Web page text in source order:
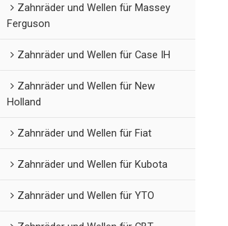
Zahnräder und Wellen für Massey
Ferguson
Zahnräder und Wellen für Case IH
Zahnräder und Wellen für New
Holland
Zahnräder und Wellen für Fiat
Zahnräder und Wellen für Kubota
Zahnräder und Wellen für YTO